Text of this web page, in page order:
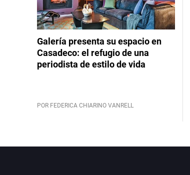
Galería presenta su espacio en
Casadeco: el refugio de una
periodista de estilo de vida
POR FEDERICA CHIARINO VANRELL